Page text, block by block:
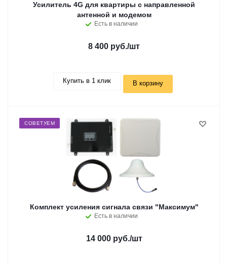
Усилитель 4G для квартиры с направленной
антенной и модемом
Есть в наличии
8 400 руб./шт
Купить в 1 клик В корзину
СОВЕТУЕМ
Комплект усиления сигнала связи "Максимум"
Есть в наличии
14 000 руб./шт